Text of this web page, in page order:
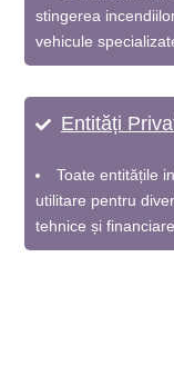
stingerea
vehicule
Entități
Toate entitățile
utilitare pentru
tehnice și